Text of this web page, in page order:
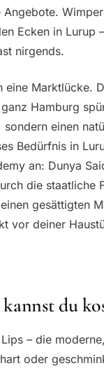
Ecken in Lurup
nirgends.
eine Marktlücke.
Hamburg
einen
Bedürfnis in
an: Dunya
die
gesättigten
vor deiner
du
– die
oder